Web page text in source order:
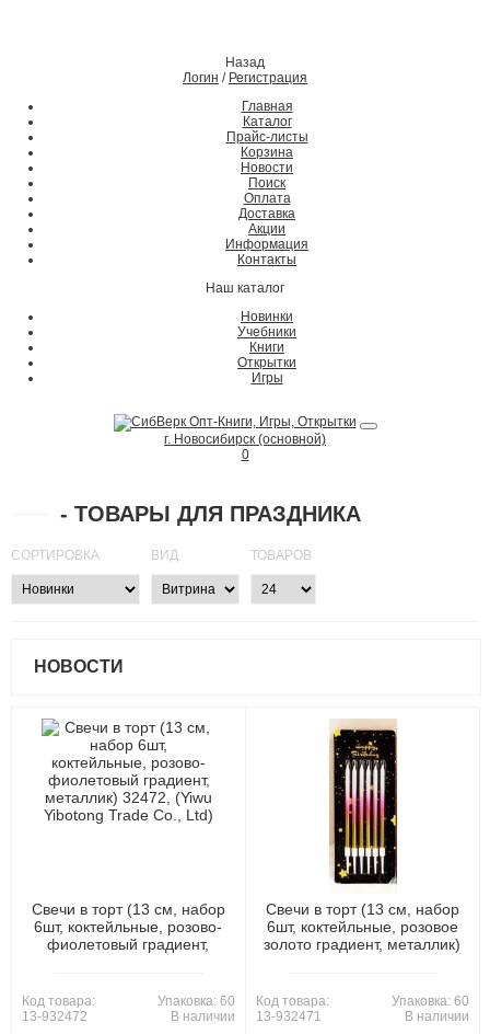
Назад
Логин / Регистрация
Главная
Каталог
Прайс-листы
Корзина
Новости
Поиск
Оплата
Доставка
Акции
Информация
Контакты
Наш каталог
Новинки
Учебники
Книги
Открытки
Игры
г. Новосибирск (основной)
0
- ТОВАРЫ ДЛЯ ПРАЗДНИКА
СОРТИРОВКА ВИД ТОВАРОВ
НОВОСТИ
Свечи в торт (13 см, набор
6шт, коктейльные, розово-
фиолетовый градиент,
Код товара:
13-932472
Упаковка: 60
В наличии
Свечи в торт (13 см, набор
6шт, коктейльные, розовое
золото градиент, металлик)
Код товара:
13-932471
Упаковка: 60
В наличии